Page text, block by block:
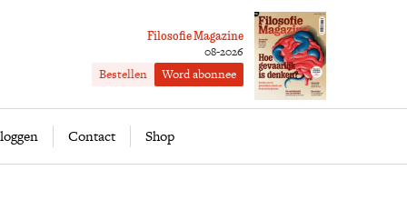
Filosofie Magazine
08-2026
Bestellen Word abonnee
Contact Shop
Word abonnee